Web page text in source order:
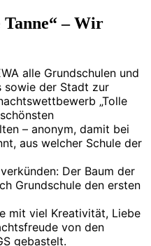
Tanne“ – Wir
alle Grundschulen und
sowie der Stadt zur
„Tolle
– anonym, damit bei
aus welcher Schule der
Der Baum der
Grundschule den ersten
mit viel Kreativität, Liebe
von den
gebastelt.